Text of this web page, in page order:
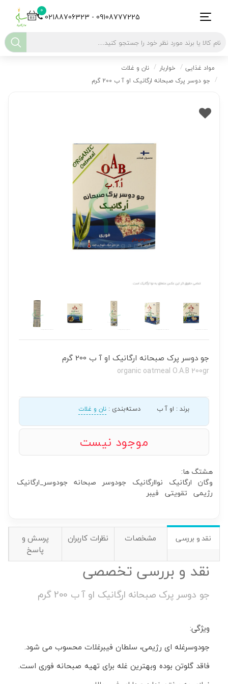
0
02188706323 - 09108777225
مواد غذایی خواربار
نان و غلات
جو دوسر پرک صبحانه ارگانیک او آ ب 200 گرم
جو دوسر پرک صبحانه ارگانیک او آ ب 200 گرم
organic oatmeal O.A.B 200gr
برند: او آ ب دسته‌بندی : نان و غلات
موجود نیست
هشتگ ها:
وگان ارگانیک نواارگانیک جودوسر صبحانه جودوسر_ارگانیک
رژیمی تقویتی فیبر
نقد و بررسی مشخصات نظرات کاربران
پرسش و
پاسخ
نقد و بررسی تخصصی
جو دوسر پرک صبحانه ارگانیک او آ ب 200 گرم
ویژگی:
جودوسرغله ای رژیمی، سلطان فیبرغلات محسوب می شود.
فاقد گلوتن بوده وبهترین غله برای تهیه صبحانه فوری است.